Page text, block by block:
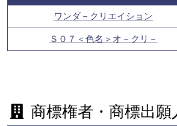
ワンダ－クリエイション
Ｓ０７＜色名＞オ－クリ－
商標権者・商標出願